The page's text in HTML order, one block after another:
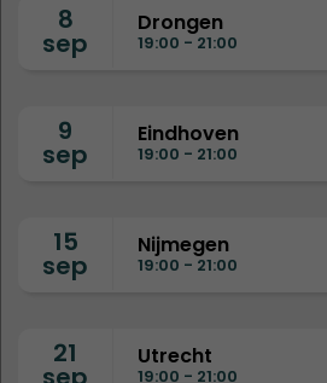
8
sep
Drongen
19:00 - 21:00
9
sep
Eindhoven
19:00 - 21:00
15
sep
Nijmegen
19:00 - 21:00
21 Utrecht
19:00 - 21:00